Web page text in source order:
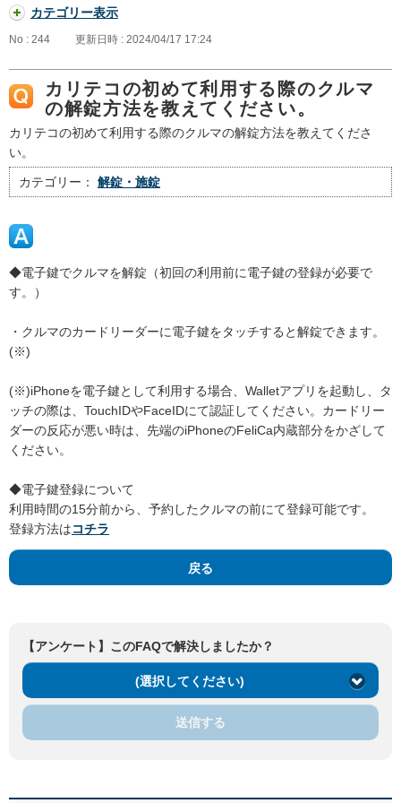
カテゴリー表示
No : 244 更新日時 : 2024/04/17 17:24
カリテコの初めて利用する際のクルマ
の解錠方法を教えてください。
カリテコの初めて利用する際のクルマの解錠方法を教えてくださ
い。
カテゴリー： 解錠・施錠
◆電子鍵でクルマを解錠（初回の利用前に電子鍵の登録が必要で
す。）
・クルマのカードリーダーに電子鍵をタッチすると解錠できます。
(※)
(※)iPhoneを電子鍵として利用する場合、Walletアプリを起動し、タ
ッチの際は、TouchIDやFaceIDにて認証してください。カードリー
ダーの反応が悪い時は、先端のiPhoneのFeliCa内蔵部分をかざして
ください。
◆電子鍵登録について
利用時間の15分前から、予約したクルマの前にて登録可能です。
登録方法はコチラ
戻る
【アンケート】このFAQで解決しましたか？
(選択してください)
送信する